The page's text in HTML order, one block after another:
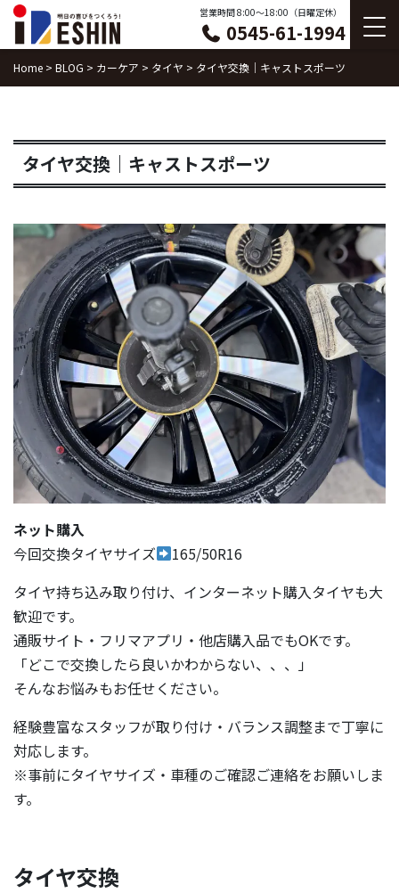
Skip
content
営業時間 8:00〜18:00（日曜定休）
0545-61-1994
Home > BLOG > カーケア > タイヤ > タイヤ交換｜キャストスポーツ
タイヤ交換｜キャストスポーツ
ネット購入
今回交換タイヤサイズ
165/50R16
タイヤ持ち込み取り付け、インターネット購入タイヤも大
歓迎です。
通販サイト・フリマアプリ・他店購入品でもOKです。
「どこで交換したら良いかわからない、、、」
そんなお悩みもお任せください。
経験豊富なスタッフが取り付け・バランス調整まで丁寧に
対応します。
※事前にタイヤサイズ・車種のご確認ご連絡をお願いしま
す。
タイヤ交換